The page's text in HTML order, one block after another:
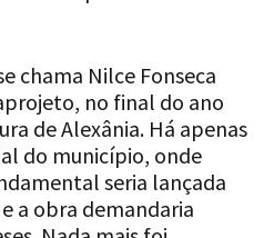
chama Nilce Fonseca
no final do ano
de Alexânia. Há apenas
do município, onde
seria lançada
a obra demandaria
Nada mais foi
Fonseca também